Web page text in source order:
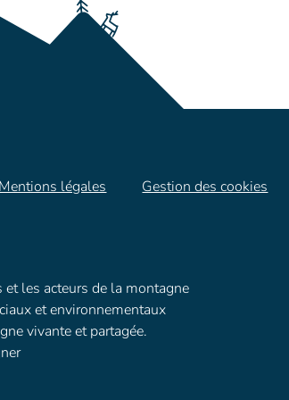
Mentions légales Gestion des cookies
les acteurs de la montagne
et environnementaux
vivante et partagée.